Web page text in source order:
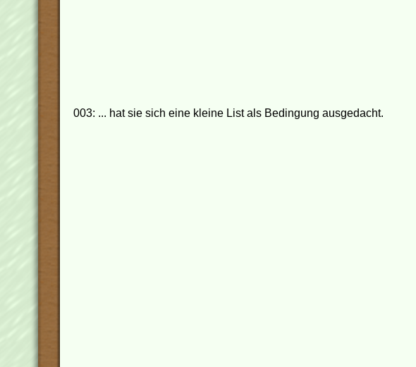
003: ... hat sie sich eine kleine List als Bedingung ausgedacht.